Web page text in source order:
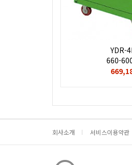
YDR-
660-
회사소개 서비스이용약관